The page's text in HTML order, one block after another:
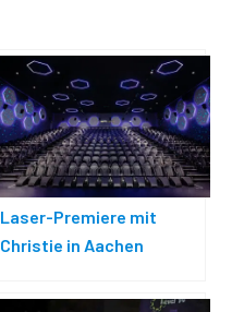
Laser-Premiere mit
Christie in Aachen